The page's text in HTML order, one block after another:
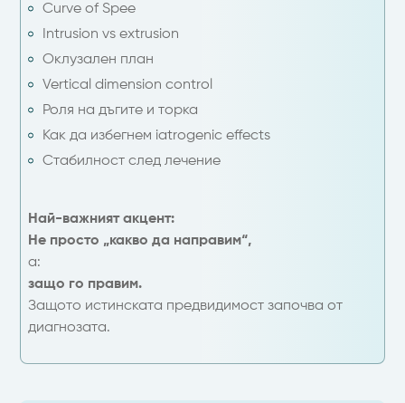
Curve of Spee
Intrusion vs extrusion
Оклузален план
Vertical dimension control
Роля на дъгите и торка
Как да избегнем iatrogenic effects
Стабилност след лечение
Най-важният акцент:
Не просто „какво да направим“,
а:
защо го правим.
Защото истинската предвидимост започва от
диагнозата.